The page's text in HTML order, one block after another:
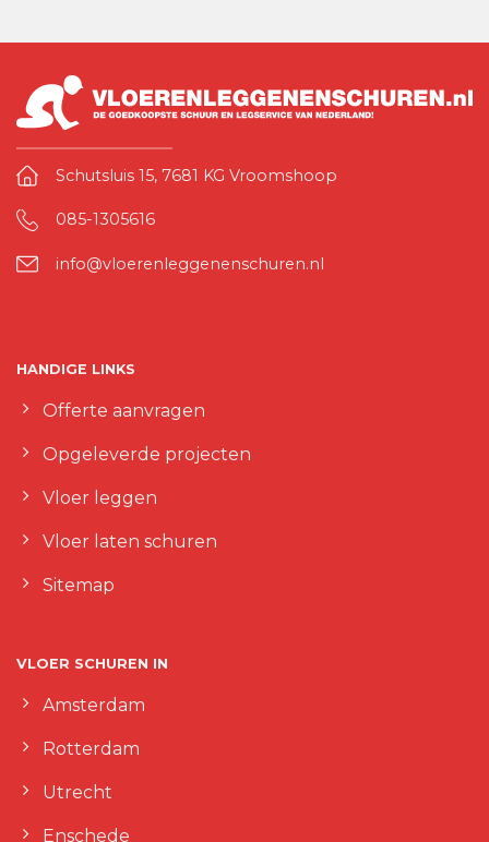
Schutsluis 15, 7681 KG Vroomshoop
085-1305616
info@vloerenleggenenschuren.nl
HANDIGE LINKS
Offerte aanvragen
Opgeleverde projecten
Vloer leggen
Vloer laten schuren
Sitemap
VLOER SCHUREN IN
Amsterdam
Rotterdam
Utrecht
Enschede